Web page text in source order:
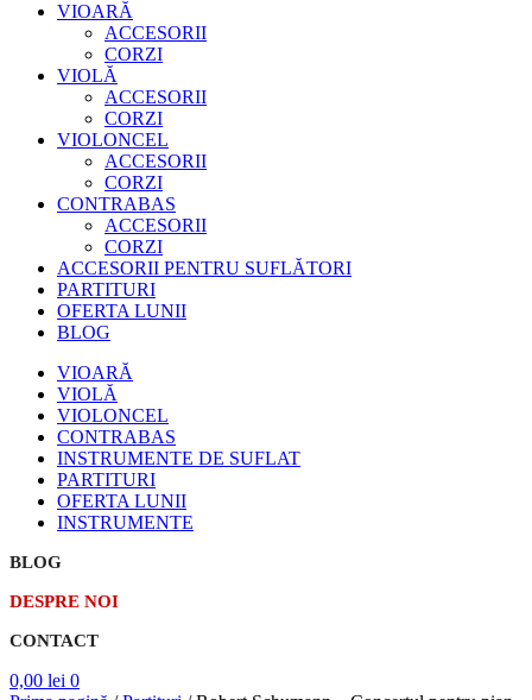
VIOARĂ
ACCESORII
CORZI
VIOLĂ
ACCESORII
CORZI
VIOLONCEL
ACCESORII
CORZI
CONTRABAS
ACCESORII
CORZI
ACCESORII PENTRU SUFLĂTORI
PARTITURI
OFERTA LUNII
BLOG
VIOARĂ
VIOLĂ
VIOLONCEL
CONTRABAS
INSTRUMENTE DE SUFLAT
PARTITURI
OFERTA LUNII
INSTRUMENTE
BLOG
DESPRE NOI
CONTACT
0,00 lei 0